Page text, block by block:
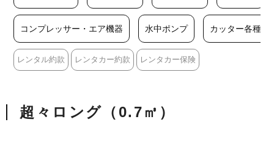
コンプレッサー・エア機器 水中ポンプ カッター各種
レンタル約款 レンタカー約款 レンタカー保険
超々ロング（0.7㎥）